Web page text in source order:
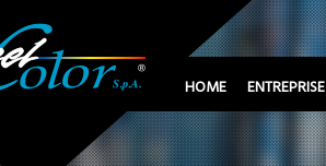
HOME ENTREPRISE